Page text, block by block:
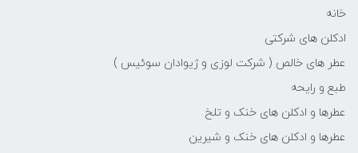
خانه
ادکلن های شرکتی
عطر های خالص ( شرکت لوزی و ژیوادان سوئیس )
طبع و رایحه
عطرها و ادکلن های خنک و تلخ
عطرها و ادکلن های خنک و شیرین